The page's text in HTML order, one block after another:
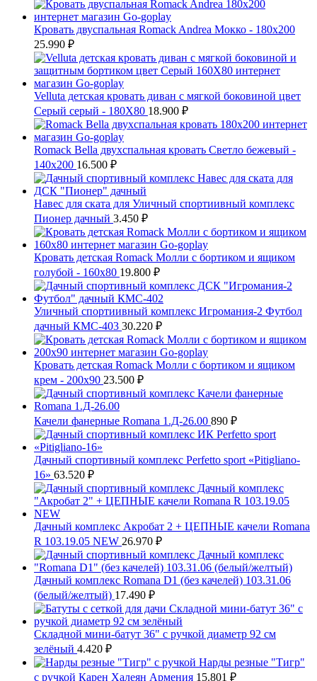
Кровать двуспальная Romack Andrea Мокко - 180x200
25.990 ₽
Velluta детская кровать диван с мягкой боковиной цвет
Серый серый - 180Х80 18.900 ₽
Romack Bella двухспальная кровать Светло бежевый -
140x200 16.500 ₽
Навес для ската для Уличный спортиивный комплекс
Пионер дачный 3.450 ₽
Кровать детская Romack Молли с бортиком и ящиком
голубой - 160x80 19.800 ₽
Уличный спортиивный комплекс Игромания-2 Футбол
дачный КМС-403 30.220 ₽
Кровать детская Romack Молли с бортиком и ящиком
крем - 200x90 23.500 ₽
Качели фанерные Romana 1.Д-26.00 890 ₽
Дачный спортивный комплекс Perfetto sport «Pitigliano-
16» 63.520 ₽
Дачный комплекс Акробат 2 + ЦЕПНЫЕ качели Romana
R 103.19.05 NEW 26.970 ₽
Дачный комплекс Romana D1 (без качелей) 103.31.06
(белый/желтый) 17.490 ₽
Складной мини-батут 36" с ручкой диаметр 92 см
зелёный 4.420 ₽
Нарды резные "Тигр"
с ручкой Карен Халеян Армения 15.801 ₽